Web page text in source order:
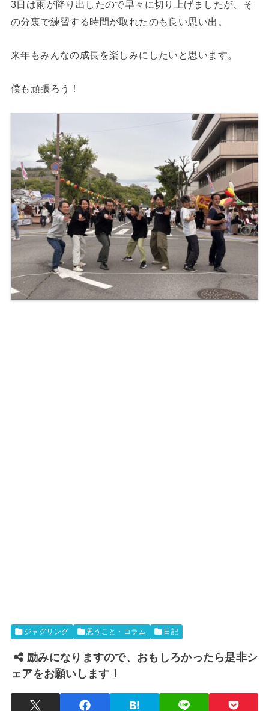
3日は雨が降り出したので早々に切り上げましたが、そ
の分裏で練習する時間が取れたのも良い思い出。
来年もみんなの成長を楽しみにしたいと思います。
僕も頑張ろう！
ジャグリング 思うこと・コラム 日記
励みになりますので、おもしろかったら是非シ
ェアをお願いします！